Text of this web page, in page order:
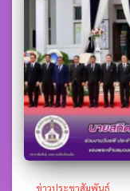
ข่าวประชาสัมพันธ์